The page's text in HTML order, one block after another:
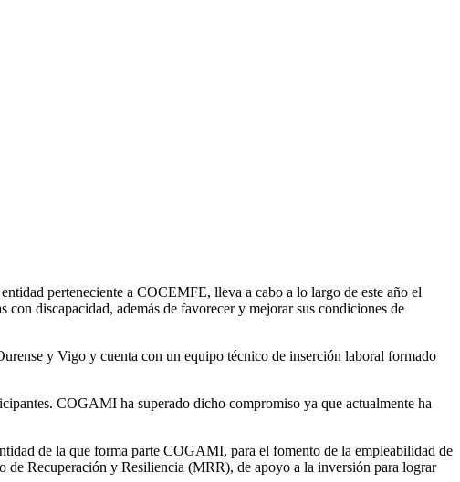
perteneciente a COCEMFE, lleva a cabo a lo largo de este año el
discapacidad, además de favorecer y mejorar sus condiciones de
y Vigo y cuenta con un equipo técnico de inserción laboral formado
COGAMI ha superado dicho compromiso ya que actualmente ha
de la que forma parte COGAMI, para el fomento de la empleabilidad de
de Recuperación y Resiliencia (MRR), de apoyo a la inversión para lograr